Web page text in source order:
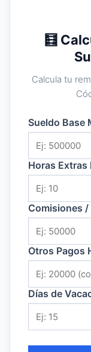
🧮
Calcula tu
Sueldo Base
Horas Extras
Comisiones
Otros Pagos
Días de